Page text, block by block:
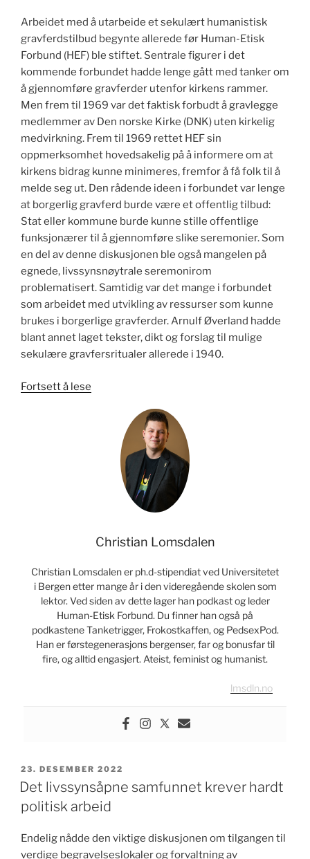
Arbeidet med å utarbeide et sekulært humanistisk
gravferdstilbud begynte allerede før Human-Etisk
Forbund (HEF) ble stiftet. Sentrale figurer i det
kommende forbundet hadde lenge gått med tanker om
å gjennomføre gravferder utenfor kirkens rammer.
Men frem til 1969 var det faktisk forbudt å gravlegge
medlemmer av Den norske Kirke (DNK) uten kirkelig
medvirkning. Frem til 1969 rettet HEF sin
oppmerksomhet hovedsakelig på å informere om at
kirkens bidrag kunne minimeres, fremfor å få folk til å
melde seg ut. Den rådende ideen i forbundet var lenge
at borgerlig gravferd burde være et offentlig tilbud:
Stat eller kommune burde kunne stille offentlige
funksjonærer til å gjennomføre slike seremonier. Som
en del av denne diskusjonen ble også mangelen på
egnede, livssynsnøytrale seremonirom
problematisert. Samtidig var det mange i forbundet
som arbeidet med utvikling av ressurser som kunne
brukes i borgerlige gravferder. Arnulf Øverland hadde
blant annet laget tekster, dikt og forslag til mulige
sekulære gravfersritualer allerede i 1940.
Fortsett å lese
Christian Lomsdalen
Christian Lomsdalen er ph.d-stipendiat ved Universitetet
i Bergen etter mange år i den videregående skolen som
lektor. Ved siden av dette lager han podkast og leder
Human-Etisk Forbund. Du finner han også på
podkastene Tanketrigger, Frokostkaffen, og PedsexPod.
Han er førstegenerasjons bergenser, far og bonusfar til
fire, og alltid engasjert. Ateist, feminist og humanist.
lmsdln.no
PUBLISERT
23. DESEMBER 2022
Det livssynsåpne samfunnet krever hardt
politisk arbeid
Endelig nådde den viktige diskusjonen om tilgangen til
verdige begravelseslokaler og forvaltning av